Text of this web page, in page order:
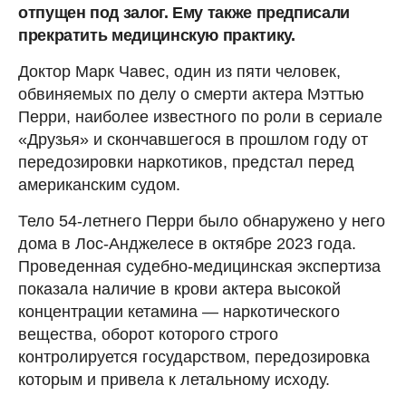
отпущен под залог. Ему также предписали
прекратить медицинскую практику.
Доктор Марк Чавес, один из пяти человек,
обвиняемых по делу о смерти актера Мэттью
Перри, наиболее известного по роли в сериале
«Друзья» и скончавшегося в прошлом году от
передозировки наркотиков, предстал перед
американским судом.
Тело 54-летнего Перри было обнаружено у него
дома в Лос-Анджелесе в октябре 2023 года.
Проведенная судебно-медицинская экспертиза
показала наличие в крови актера высокой
концентрации кетамина — наркотического
вещества, оборот которого строго
контролируется государством, передозировка
которым и привела к летальному исходу.